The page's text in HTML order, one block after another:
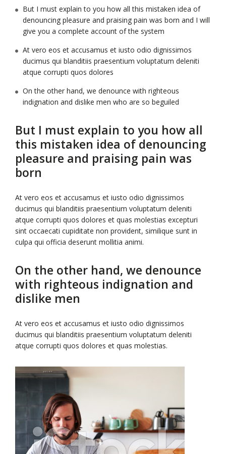
But I must explain to you how all this mistaken idea of
denouncing pleasure and praising pain was born and I will
give you a complete account of the system
At vero eos et accusamus et iusto odio dignissimos
ducimus qui blanditiis praesentium voluptatum deleniti
atque corrupti quos dolores
On the other hand, we denounce with righteous
indignation and dislike men who are so beguiled
But I must explain to you how all
this mistaken idea of denouncing
pleasure and praising pain was
born
At vero eos et accusamus et iusto odio dignissimos
ducimus qui blanditiis praesentium voluptatum deleniti
atque corrupti quos dolores et quas molestias excepturi
sint occaecati cupiditate non provident, similique sunt in
culpa qui officia deserunt mollitia animi.
On the other hand, we denounce
with righteous indignation and
dislike men
At vero eos et accusamus et iusto odio dignissimos
ducimus qui blanditiis praesentium voluptatum deleniti
atque corrupti quos dolores et quas molestias.